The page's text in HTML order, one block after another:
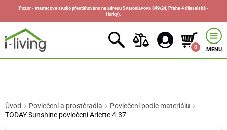
Pozor - matracové studio přestěhováno na adresu Svatoslavova 849/24, Praha 4 (Nuselská -
Horky).
0 MENU
Úvod Povlečení a prostěradla
Povlečení podle materiálu
TODAY Sunshine povlečení Arlette 4.37